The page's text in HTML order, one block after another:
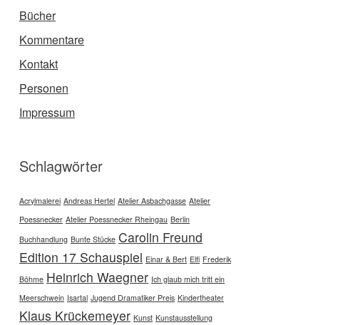
Bücher
Kommentare
Kontakt
Personen
Impressum
Schlagwörter
Acrylmalerei Andreas Hertel Atelier Asbachgasse Atelier
Poessnecker Atelier Poessnecker Rheingau Berlin
Buchhandlung Bunte Stücke Carolin Freund
Edition 17 Schauspiel Einar & Bert Elfi Frederik
Böhme Heinrich Waegner Ich glaub mich tritt ein
Meerschwein Isartal Jugend Dramatiker Preis Kindertheater
Klaus Krückemeyer Kunst Kunstausstellung